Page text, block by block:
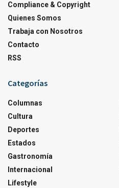
Compliance & Copyright
Quienes Somos
Trabaja con Nosotros
Contacto
RSS
Categorías
Columnas
Cultura
Deportes
Estados
Gastronomía
Internacional
Lifestyle